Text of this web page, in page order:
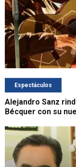
Espectáculos
Alejandro Sanz
Bécquer con su